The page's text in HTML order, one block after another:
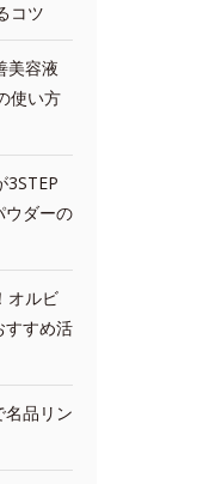
コツ
美容液
使い方
3STEP
ウダーの
オルビ
すすめ活
名品リン